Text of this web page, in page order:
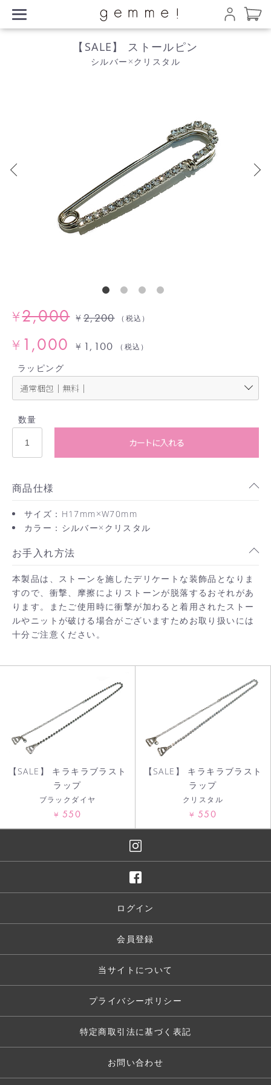
【SALE】 ストールピン
シルバー×クリスタル
¥2,000
¥ 1,000
¥ 2,200 （税込）
¥ 1,100 （税込）
ラッピング
数量
カートに入れる
お買い物を続ける
商品仕様
サイズ：H17mm×W70mm
カラー：シルバー×クリスタル
お手入れ方法
本製品は、ストーンを施したデリケートな装飾品となりま
すので、衝撃、摩擦によりストーンが脱落するおそれがあ
ります。またご使用時に衝撃が加わると着用されたストー
ルやニットが破ける場合がございますためお取り扱いには
十分ご注意ください。
【SALE】 キラキラブラスト
ラップ
ブラックダイヤ
¥ 550
【SALE】 キラキラブラスト
ラップ
クリスタル
¥ 550
ログイン
会員登録
当サイトについて
プライバシーポリシー
特定商取引法に基づく表記
お問い合わせ